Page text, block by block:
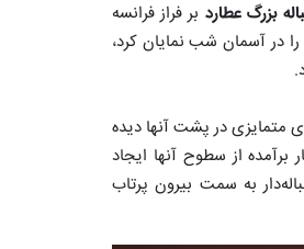
بزرگ عطارد بر فراز فرانسه
در آسمان شب نمایان کرد،
متمایزی در پشت آنها دیده
از سطوح آنها ایجاد
به سمت بیرون پرتاب